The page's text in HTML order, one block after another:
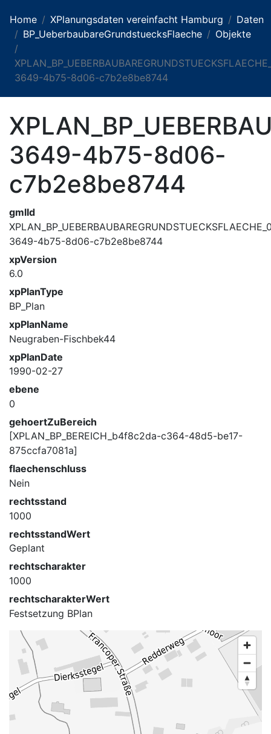
Home XPlanungsdaten vereinfacht Hamburg
Daten
BP_UeberbaubareGrundstuecksFlaeche
Objekte
3649-4b75-8d06-c7b2e8be8744
3649-4b75-8d06-
c7b2e8be8744
gmlId
3649-4b75-8d06-c7b2e8be8744
xpVersion
6.0
xpPlanType
BP_Plan
xpPlanName
Neugraben-Fischbek44
xpPlanDate
1990-02-27
ebene
0
gehoertZuBereich
[XPLAN_BP_BEREICH_b4f8c2da-c364-48d5-be17-
875ccfa7081a]
flaechenschluss
Nein
rechtsstand
1000
rechtsstandWert
Geplant
rechtscharakter
1000
rechtscharakterWert
Festsetzung BPlan